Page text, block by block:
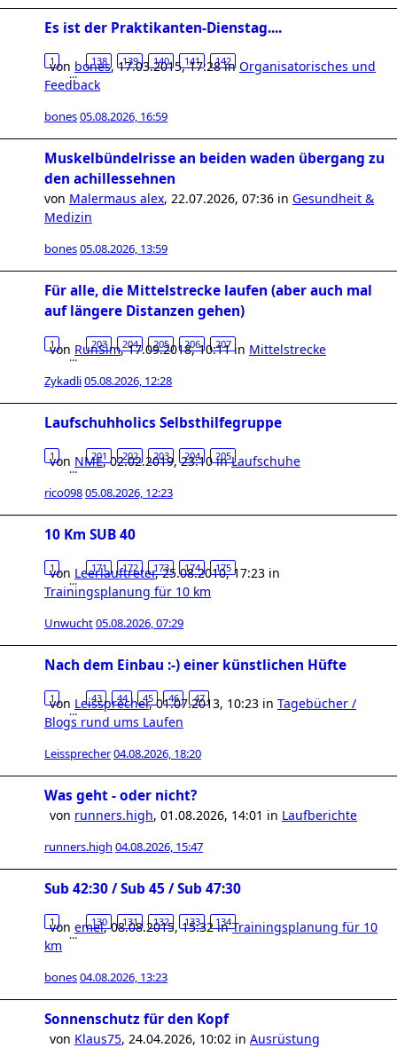
Es ist der Praktikanten-Dienstag....
1
…
138 139 140 141 142
von bones,17.03.2015, 17:28in Organisatorisches und
Feedback
bones05.08.2026, 16:59
Muskelbündelrisse an beiden waden übergang zu
den achillessehnen
von Malermaus alex, 22.07.2026, 07:36 in Gesundheit &
Medizin
bones05.08.2026, 13:59
Für alle, die Mittelstrecke laufen (aber auch mal
auf längere Distanzen gehen)
1
…
203 204 205 206 207
von RunSim,17.09.2018, 10:11in Mittelstrecke
Zykadli05.08.2026, 12:28
Laufschuhholics Selbsthilfegruppe
1
…
201 202 203 204 205
von NME,02.02.2019, 23:10inLaufschuhe
rico09805.08.2026, 12:23
10 Km SUB 40
1
…
171 172 173 174 175
von Leerlauftreter,25.08.2010, 17:23 in
Trainingsplanung für 10 km
Unwucht05.08.2026, 07:29
Nach dem Einbau :-) einer künstlichen Hüfte
1
…
43 44 45 46 47
von Leissprecher,01.07.2013, 10:23 in Tagebücher /
Blogs rund ums Laufen
Leissprecher04.08.2026, 18:20
Was geht - oder nicht?
von runners.high, 01.08.2026, 14:01 in Laufberichte
runners.high 04.08.2026, 15:47
Sub 42:30 / Sub 45 / Sub 47:30
1
…
130 131 132 133 134
von emel,08.08.2015, 15:32inTrainingsplanung für 10
km
bones04.08.2026, 13:23
Sonnenschutz für den Kopf
von Klaus75, 24.04.2026, 10:02 in Ausrüstung